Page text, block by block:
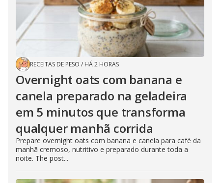
RECEITAS DE PESO / HÁ 2 HORAS
Overnight oats com banana e
canela preparado na geladeira
em 5 minutos que transforma
qualquer manhã corrida
Prepare overnight oats com banana e canela para café da
manhã cremoso, nutritivo e preparado durante toda a
noite. The post...